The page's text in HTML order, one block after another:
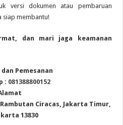
versi dokumen atau pembaruan
siap membantu!
dan mari jaga keamanan
Pemesanan
: 081388800152
Ciracas, Jakarta Timur,
13830